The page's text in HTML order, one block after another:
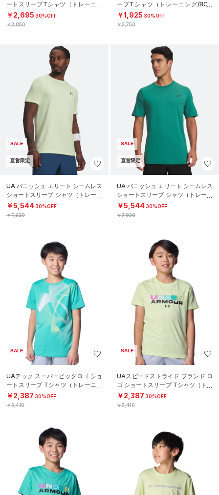
ートスリーブTシャツ（トレーニン
グ/BOYS）
￥2,695 30%OFF
￥3,850
ーブTシャツ（トレーニング/BOY
S）
￥1,925 30%OFF
￥2,750
SALE
直営限定
UA バニッシュ エリート シームレス
ショートスリーブ シャツ（トレーニ
ング/MEN）
￥5,54430%OFF
￥7,920
SALE
直営限定
UA バニッシュ エリート シームレス
ショートスリーブ シャツ（トレーニ
ング/MEN）
￥5,54430%OFF
￥7,920
SALE
UAテック スーパービッグロゴ ショ
ートスリーブ Tシャツ（トレーニン
グ/BOYS）
￥2,387 30%OFF
￥3,410
SALE
UAスピードストライド ブランド ロ
ゴ ショートスリーブ Tシャツ（トレ
ーニング/BOYS）
￥2,387 30%OFF
￥3,410